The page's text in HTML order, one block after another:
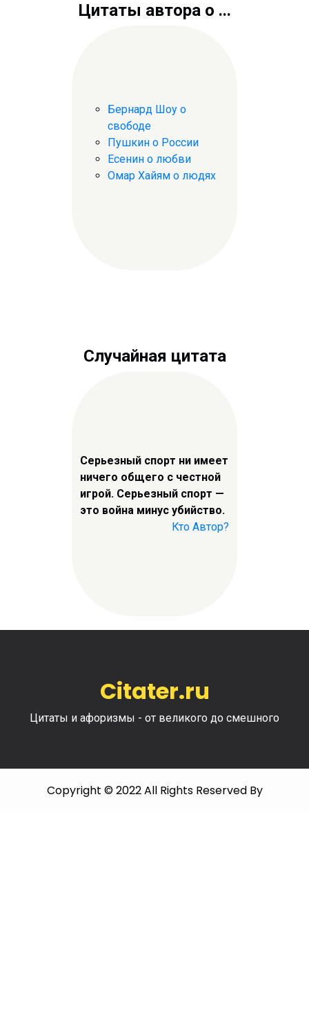
Цитаты автора о ...
Бернард Шоу о
свободе
Пушкин о России
Есенин о любви
Омар Хайям о людях
Случайная цитата
Серьезный спорт ни имеет
ничего общего с честной
игрой. Серьезный спорт —
это война минус убийство.
Кто Автор?
Citater.ru
Цитаты и афоризмы - от великого до смешного
Copyright © 2022 All Rights Reserved By